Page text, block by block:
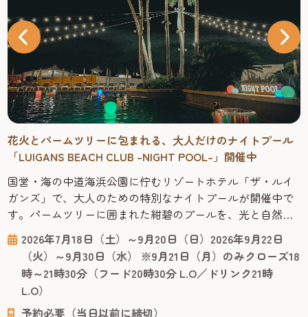
花火とパームツリーに包まれる、大人だけのナイトプール
「LUIGANS BEACH CLUB -NIGHT POOL-」開催中
国営・海の中道海浜公園に佇むリゾートホテル「ザ・ルイ
ガンズ」で、大人のための特別なナイトプールが開催中で
す。パームツリーに囲まれた紺碧のプールを、光と自然が
織りなす夜の景色とともに大満喫。開催期間中には日にち
限定で、海側から打ち上がる花火も夜空を彩ります。 福岡
市中心地から車で約20分、全国18か所ある国営公園の中で
唯一公園内にあるリゾートホテルという、他にはないロ
ケーションです。日中の観光...
2026年7月18日（土）～9月20日（日）2026年9月22日
（火）～9月30日（水） ※9月21日（月）のみクローズ18
時～21時30分（フード20時30分 L.O／ドリンク21時
L.O）
予約必要（当日以前に締切）